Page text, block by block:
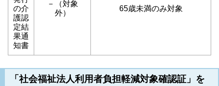
の介
護認
定結
果通
知書
－（対象
外）
65歳未満のみ対象
「社会福祉法人利用者負担軽減対象確認証」を